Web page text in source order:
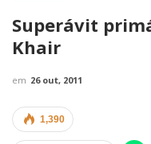
Superávit
Khair
em 26 out, 2011
1,390